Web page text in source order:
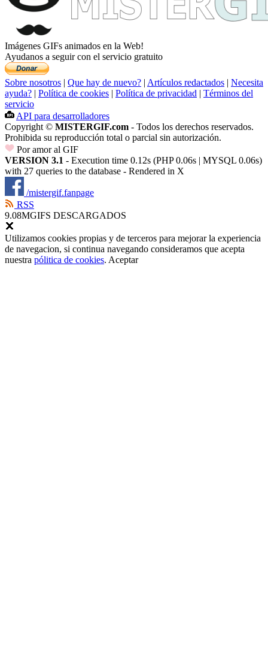
Imágenes GIFs animados en la Web!
Ayudanos a seguir con el servicio gratuito
Sobre nosotros | Que hay de nuevo? | Artículos redactados | Necesita
ayuda? | Política de cookies | Política de privacidad | Términos del
servicio
API para desarrolladores
Copyright © MISTERGIF.com - Todos los derechos reservados.
Prohibida su reproducción total o parcial sin autorización.
Por amor al GIF
VERSION 3.1 - Execution time 0.12s (PHP 0.06s | MYSQL 0.06s)
with 27 queries to the database - Rendered in X
/mistergif.fanpage
RSS
9.08MGIFS DESCARGADOS
Utilizamos cookies propias y de terceros para mejorar la experiencia
de navegacion, si continua navegando consideramos que acepta
nuestra pólitica de cookies. Aceptar